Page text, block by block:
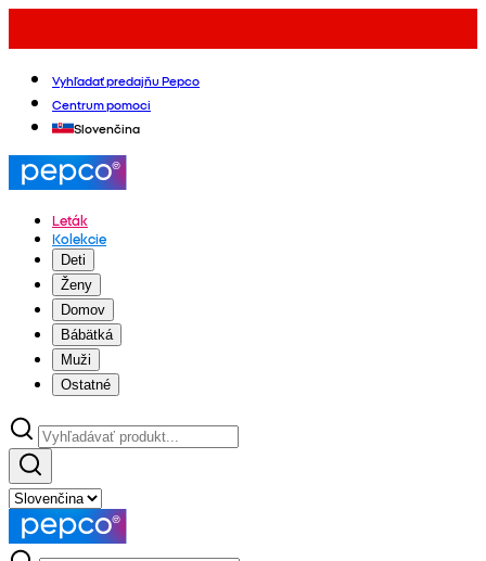
Vyhľadať predajňu Pepco
Centrum pomoci
Slovenčina
Leták
Kolekcie
Deti
Ženy
Domov
Bábätká
Muži
Ostatné